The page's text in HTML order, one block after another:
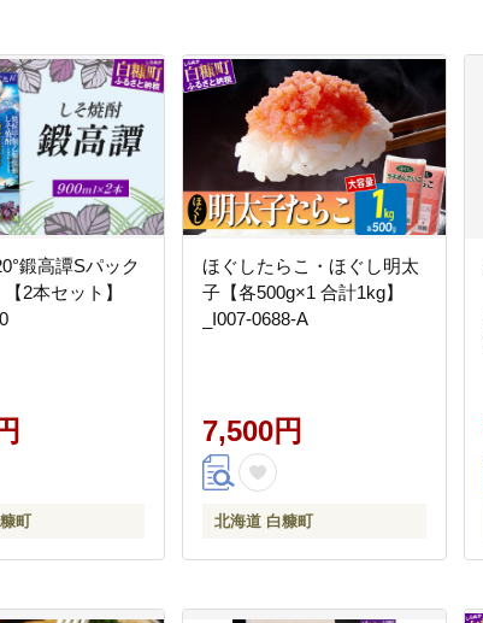
鍛高譚Sパック
【2本セット】
町
ほぐしたらこ・ほぐし明太
子【各500g×1 合計1kg】
_I007-0688-A
7,500円
北海道 白糠町